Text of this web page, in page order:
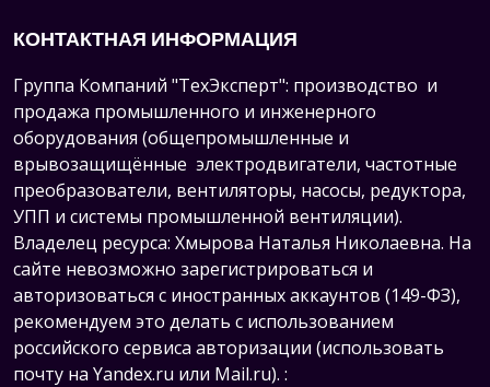
КОНТАКТНАЯ ИНФОРМАЦИЯ
Группа Компаний "ТехЭксперт": производство и
продажа промышленного и инженерного
оборудования (общепромышленные и
врывозащищённые электродвигатели, частотные
преобразователи, вентиляторы, насосы, редуктора,
УПП и системы промышленной вентиляции).
Владелец ресурса: Хмырова Наталья Николаевна. На
сайте невозможно зарегистрироваться и
авторизоваться с иностранных аккаунтов (149-ФЗ),
рекомендуем это делать с использованием
российского сервиса авторизации (использовать
почту на Yandex.ru или Mail.ru). :